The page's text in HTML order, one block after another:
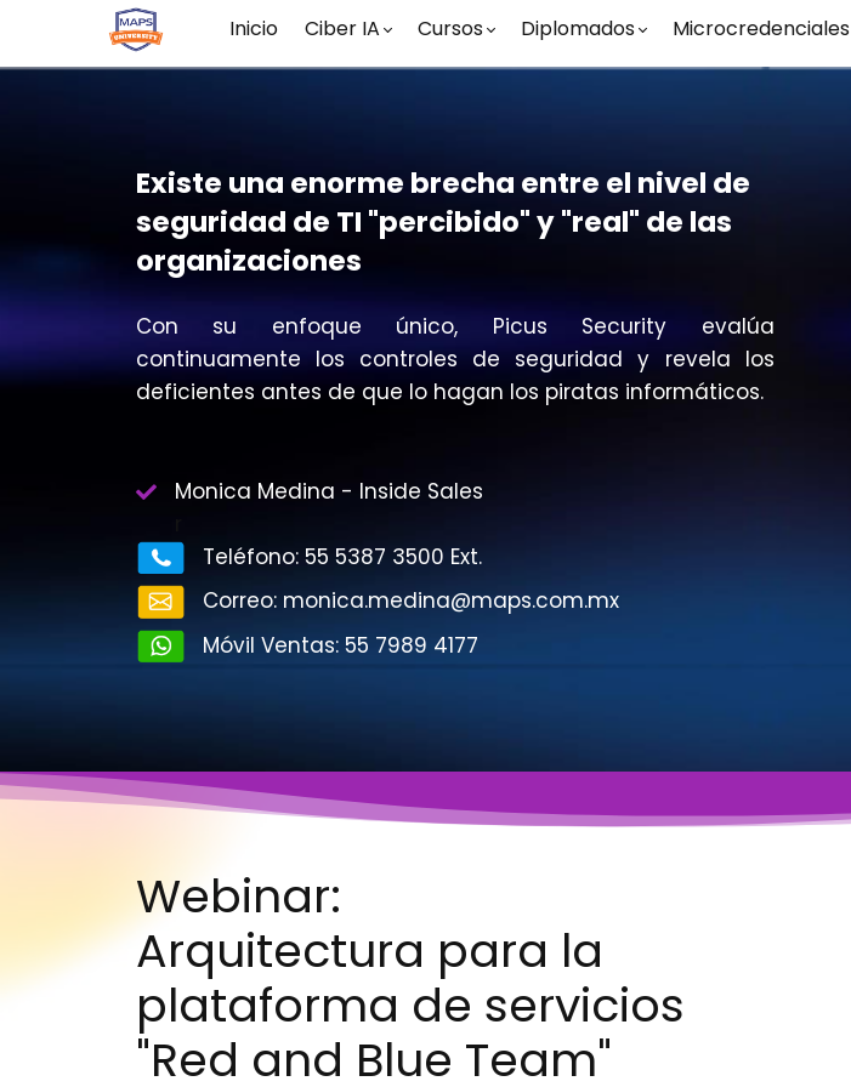
Inicio Ciber IA Cursos Diplomados Microcredenciales
Existe una enorme brecha entre el nivel de
seguridad de TI "percibido" y "real" de las
organizaciones
Con su enfoque único, Picus Security evalúa
continuamente los controles de seguridad y revela los
deficientes antes de que lo hagan los piratas informáticos.
Monica Medina - Inside Sales
Teléfono: 55 5387 3500 Ext.
Correo: monica.medina@maps.com.mx
Móvil Ventas: 55 7989 4177
Webinar:
Arquitectura para la
plataforma de servicios
"Red and Blue Team"